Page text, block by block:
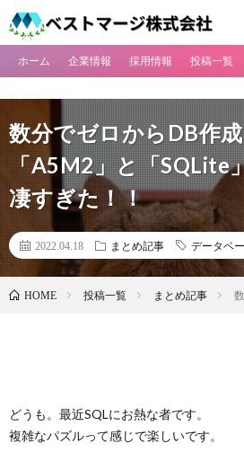
ホーム 企業情報 採用情報 投稿一覧
数分でゼロからDB作成
「A5M2」と「SQLite
凄すぎた！！
2022.04.18 まとめ記事 データベ
HOME 投稿一覧 まとめ記事
どうも。最近SQLにお熱な者です。
複雑なパズルって感じで楽しいです。